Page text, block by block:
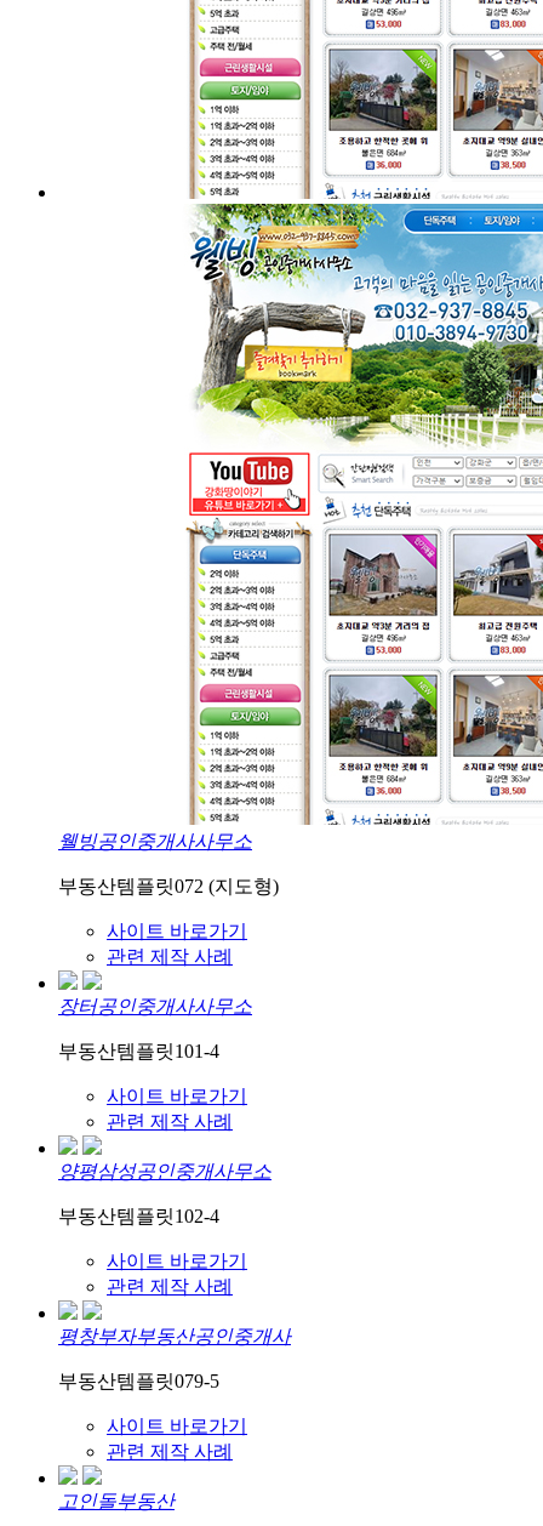
웰빙공인중개사사무소
부동산템플릿072 (지도형)
사이트 바로가기
관련 제작 사례
장터공인중개사사무소
부동산템플릿101-4
사이트 바로가기
관련 제작 사례
양평삼성공인중개사무소
부동산템플릿102-4
사이트 바로가기
관련 제작 사례
평창부자부동산공인중개사
부동산템플릿079-5
사이트 바로가기
관련 제작 사례
고인돌부동산